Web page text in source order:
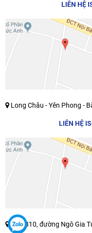
LIÊN HỆ
Long Châu - Yên Phong -
LIÊN HỆ
Ngõ 810, đường Ngô Gia